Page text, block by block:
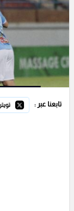
تابعنا عبر : تويتر